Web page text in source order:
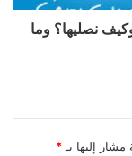
نصليها؟ وما
مشار إليها بـ *